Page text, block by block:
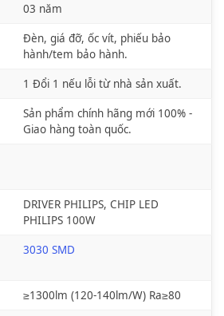
03 năm
Đèn, giá đỡ, ốc vít, phiếu bảo
hành/tem bảo hành.
1 Đổi 1 nếu lỗi từ nhà sản xuất.
Sản phẩm chính hãng mới 100% -
Giao hàng toàn quốc.
DRIVER PHILIPS, CHIP LED
PHILIPS 100W
3030 SMD
≥1300lm (120-140lm/W) Ra≥80